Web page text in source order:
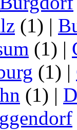
(1) |
(1) |
(1) |
(1) |